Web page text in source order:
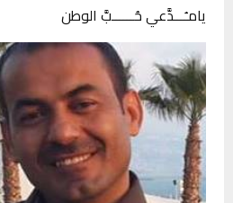
يامـُـــدَّعي حُــــــبَّ الوطن